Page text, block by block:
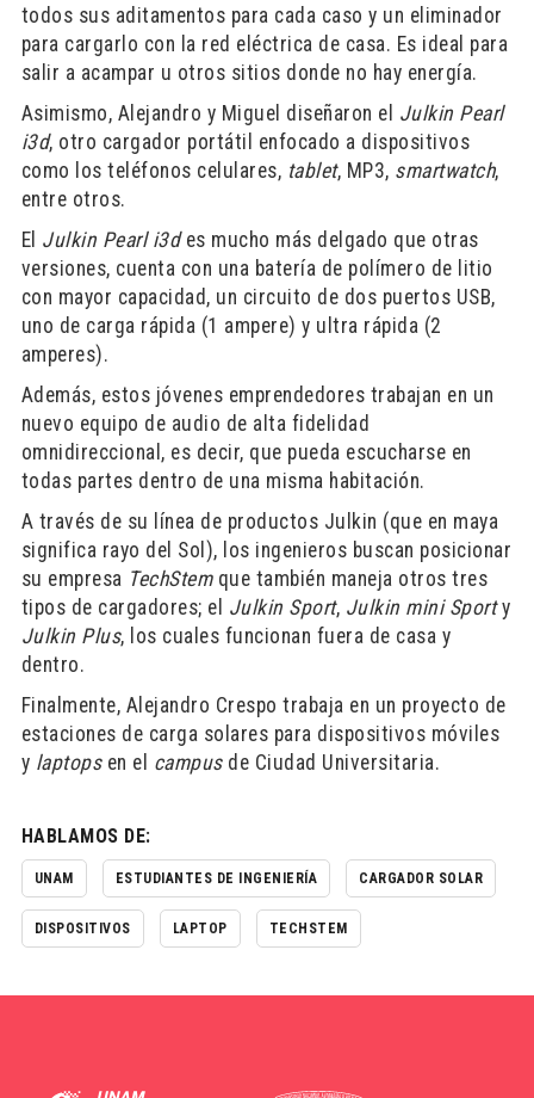
todos sus aditamentos para cada caso y un eliminador
para cargarlo con la red eléctrica de casa. Es ideal para
salir a acampar u otros sitios donde no hay energía.
Asimismo, Alejandro y Miguel diseñaron el Julkin Pearl
i3d, otro cargador portátil enfocado a dispositivos
como los teléfonos celulares, tablet, MP3, smartwatch,
entre otros.
El Julkin Pearl i3des mucho más delgado que otras
versiones, cuenta con una batería de polímero de litio
con mayor capacidad, un circuito de dos puertos USB,
uno de carga rápida (1 ampere) y ultra rápida (2
amperes).
Además, estos jóvenes emprendedores trabajan en un
nuevo equipo de audio de alta fidelidad
omnidireccional, es decir, que pueda escucharse en
todas partes dentro de una misma habitación.
A través de su línea de productos Julkin (que en maya
significa rayo del Sol), los ingenieros buscan posicionar
su empresa TechStemque también maneja otros tres
tipos de cargadores; el Julkin Sport, Julkin mini Sporty
Julkin Plus, los cuales funcionan fuera de casa y
dentro.
Finalmente, Alejandro Crespo trabaja en un proyecto de
estaciones de carga solares para dispositivos móviles
y laptopsen el campusde Ciudad Universitaria.
HABLAMOS DE:
UNAM ESTUDIANTES DE INGENIERÍA CARGADOR SOLAR
DISPOSITIVOS LAPTOP TECHSTEM